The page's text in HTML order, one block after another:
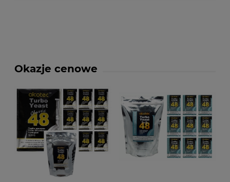
Okazje cenowe